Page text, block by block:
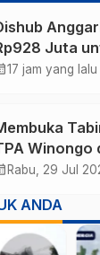
Juta
Lampu
17 jam yang lalu
Winongo
CSR,
Rabu, 29 Jul
ANDA